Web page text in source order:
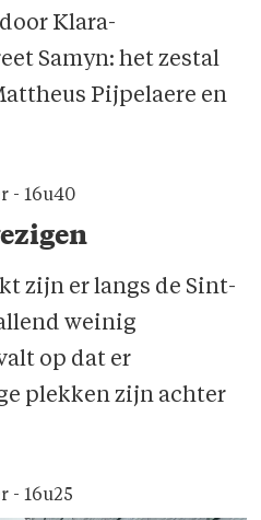
Klara-
Samyn: het zestal
Pijpelaere en
- 16u40
zijn er langs de Sint-
weinig
op dat er
plekken zijn achter
- 16u25